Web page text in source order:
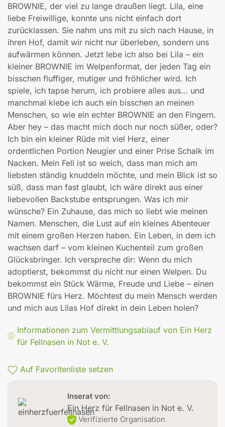
BROWNIE, der viel zu lange draußen liegt. Lila, eine
liebe Freiwillige, konnte uns nicht einfach dort
zurücklassen. Sie nahm uns mit zu sich nach Hause, in
ihren Hof, damit wir nicht nur überleben, sondern uns
aufwärmen können. Jetzt lebe ich also bei Lila – ein
kleiner BROWNIE im Welpenformat, der jeden Tag ein
bisschen fluffiger, mutiger und fröhlicher wird. Ich
spiele, ich tapse herum, ich probiere alles aus… und
manchmal klebe ich auch ein bisschen an meinen
Menschen, so wie ein echter BROWNIE an den Fingern.
Aber hey – das macht mich doch nur noch süßer, oder?
Ich bin ein kleiner Rüde mit viel Herz, einer
ordentlichen Portion Neugier und einer Prise Schalk im
Nacken. Mein Fell ist so weich, dass man mich am
liebsten ständig knuddeln möchte, und mein Blick ist so
süß, dass man fast glaubt, ich wäre direkt aus einer
liebevollen Backstube entsprungen. Was ich mir
wünsche? Ein Zuhause, das mich so liebt wie meinen
Namen. Menschen, die Lust auf ein kleines Abenteuer
mit einem großen Herzen haben. Ein Leben, in dem ich
wachsen darf – vom kleinen Kuchenteil zum großen
Glücksbringer. Ich verspreche dir: Wenn du mich
adoptierst, bekommst du nicht nur einen Welpen. Du
bekommst ein Stück Wärme, Freude und Liebe – einen
BROWNIE fürs Herz. Möchtest du mein Mensch werden
und mich aus Lilas Hof direkt in dein Leben holen?
Informationen zum Vermittlungsablauf von Ein Herz
für Fellnasen in Not e. V.
Auf Favoritenliste setzen
Inserat von:
Ein Herz für Fellnasen in Not e. V.
Verifizierte Organisation